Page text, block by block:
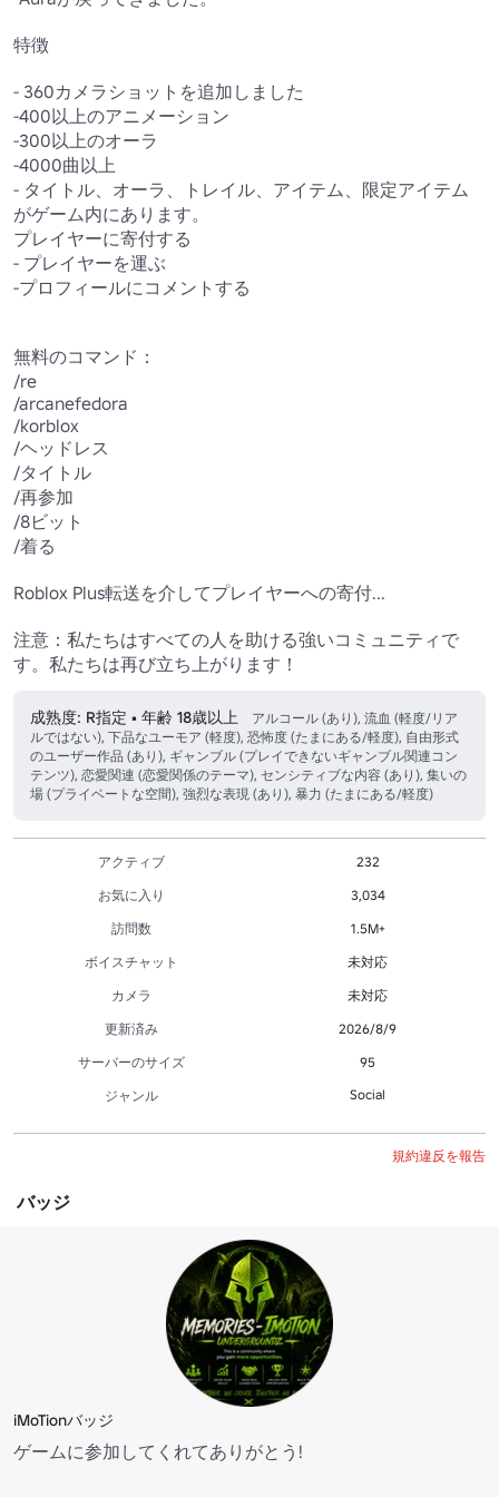
特徴
- 360カメラショットを追加しました
-400以上のアニメーション
-300以上のオーラ
-4000曲以上
- タイトル、オーラ、トレイル、アイテム、限定アイテム
がゲーム内にあります。
プレイヤーに寄付する
- プレイヤーを運ぶ
-プロフィールにコメントする
無料のコマンド：
/re
/arcanefedora
/korblox
/ヘッドレス
/タイトル
/再参加
/8ビット
/着る
Roblox Plus転送を介してプレイヤーへの寄付...
注意：私たちはすべての人を助ける強いコミュニティで
す。私たちは再び立ち上がります！
成熟度: R指定 • 年齢 18歳以上
アルコール (あり), 流血 (軽度/リア
ルではない), 下品なユーモア (軽度), 恐怖度 (たまにある/軽度), 自由形式
のユーザー作品 (あり), ギャンブル (プレイできないギャンブル関連コン
テンツ), 恋愛関連 (恋愛関係のテーマ), センシティブな内容 (あり), 集いの
場 (プライベートな空間), 強烈な表現 (あり), 暴力 (たまにある/軽度)
アクティブ
232
お気に入り
3,034
訪問数
1.5M+
ボイスチャット
未対応
カメラ
未対応
更新済み
2026/8/9
サーバーのサイズ
95
ジャンル
Social
規約違反を報告
バッジ
iMoTionバッジ
ゲームに参加してくれてありがとう!